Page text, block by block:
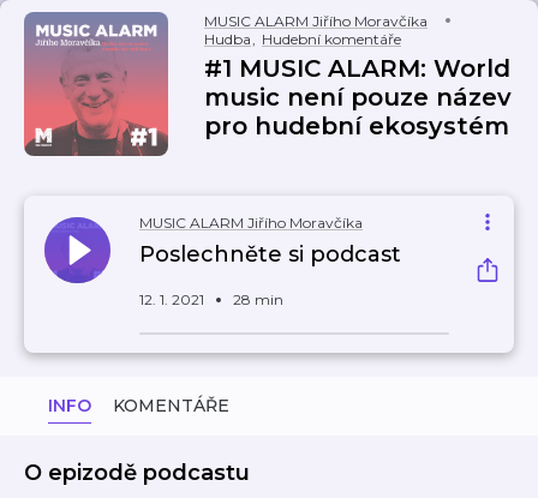
MUSIC ALARM Jiřího Moravčíka
Hudba, Hudební komentáře
#1 MUSIC ALARM: World
music není pouze název
pro hudební ekosystém
MUSIC ALARM Jiřího Moravčíka
Poslechněte si podcast
12. 1. 2021 28 min
INFO KOMENTÁŘE
O epizodě podcastu